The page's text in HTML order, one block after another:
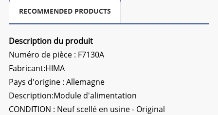
RECOMMENDED PRODUCTS
Description du produit
Numéro de pièce : F7130A
Fabricant:HIMA
Pays d'origine : Allemagne
Description:Module d'alimentation
CONDITION : Neuf scellé en usine - Original